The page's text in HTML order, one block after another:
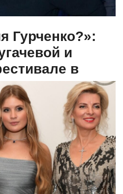
Гурченко?»:
и
в